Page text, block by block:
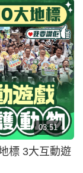
03:51
標 3大互動遊